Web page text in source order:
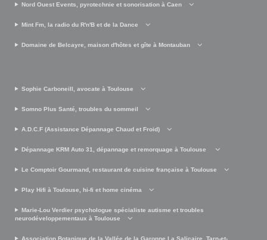
Nord Ouest Events, pyrotechnie et sonorisation à Caen
Mint Fm, la radio du R'n'B et de la Dance
Domaine de Belcayre, maison d'hôtes et gîte à Montauban
Sophie Carboneill, avocate à Toulouse
Somno Plus Santé, troubles du sommeil
A.D.C.F (Assistance Dépannage Chaud et Froid)
Dépannage KRM Auto 31, dépannage et remorquage à Toulouse
Le Comptoir Gourmand, restaurant de cuisine française à Toulouse
Play Hifi à Toulouse, hi-fi et home cinéma
Marie-Lou Verdier psychologue spécialiste autisme et troubles
neurodéveloppementaux à Toulouse
Association Botanique de la Vallée de la Garonne La Salicaire, Tarn-et-